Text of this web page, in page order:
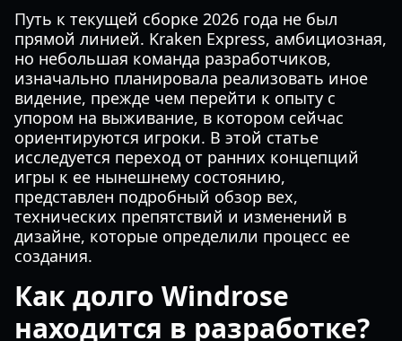
Путь к текущей сборке 2026 года не был
прямой линией. Kraken Express, амбициозная,
но небольшая команда разработчиков,
изначально планировала реализовать иное
видение, прежде чем перейти к опыту с
упором на выживание, в котором сейчас
ориентируются игроки. В этой статье
исследуется переход от ранних концепций
игры к ее нынешнему состоянию,
представлен подробный обзор вех,
технических препятствий и изменений в
дизайне, которые определили процесс ее
создания.
Как долго Windrose
находится в разработке?